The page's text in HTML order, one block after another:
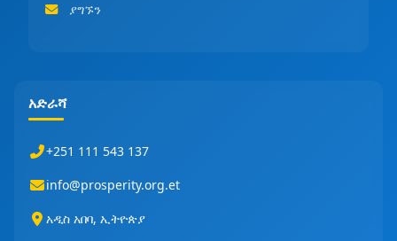
ያግኙን
አድራሻ
+251 111 543 137
info@prosperity.org.et
አዲስ አበባ, ኢትዮጵያ